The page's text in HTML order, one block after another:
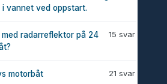
vannet ved oppstart.
15 svar
radarreflektor på 24
21 svar
motorbåt